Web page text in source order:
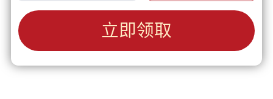
立即领取